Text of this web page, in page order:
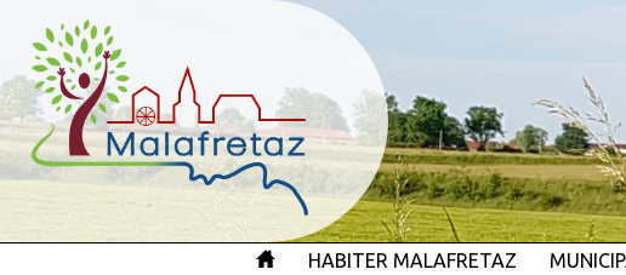
HABITER MALAFRETAZ